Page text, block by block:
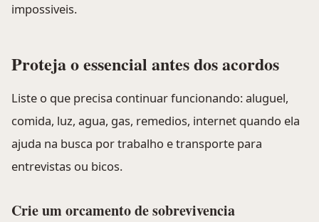
impossiveis.
Proteja o essencial antes dos acordos
Liste o que precisa continuar funcionando: aluguel,
comida, luz, agua, gas, remedios, internet quando ela
ajuda na busca por trabalho e transporte para
entrevistas ou bicos.
Crie um orcamento de sobrevivencia